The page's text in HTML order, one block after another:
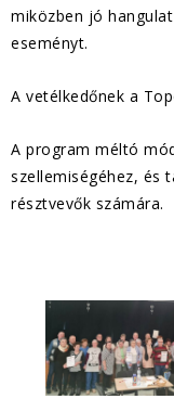
miközben jó
eseményt.
A vetélkedőnek a
A program méltó
szellemiségéhez, és
résztvevők számára.